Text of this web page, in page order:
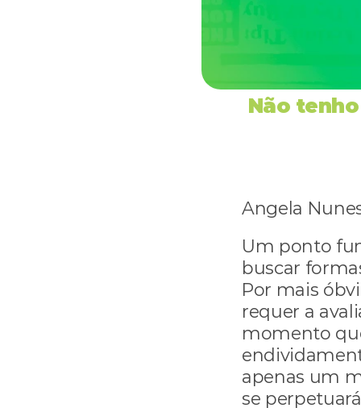
Não
Angela
Um ponto
buscar
Por mais
requer a
momento
apenas um
se